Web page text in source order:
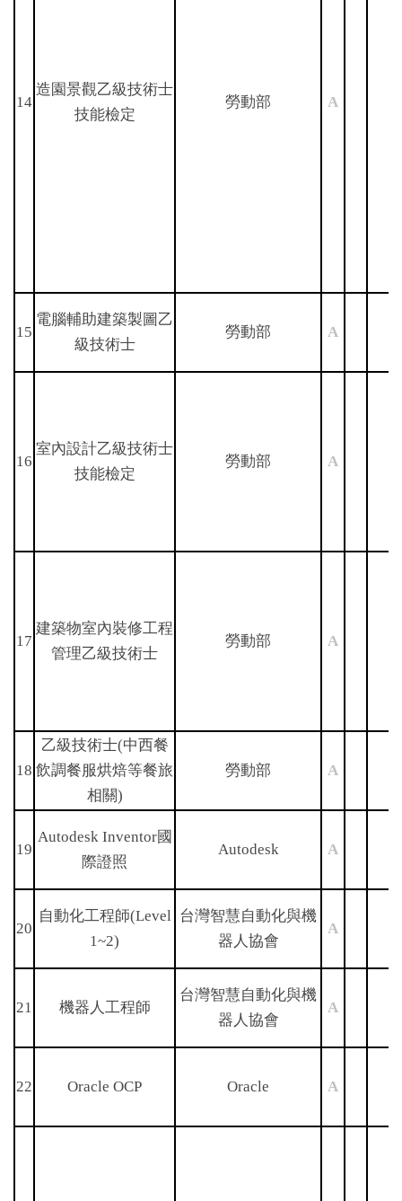
14
造園景觀乙級技術士
技能檢定
勞動部 A
15
電腦輔助建築製圖乙
級技術士
勞動部 A
16
室內設計乙級技術士
技能檢定
勞動部 A
17
建築物室內裝修工程
管理乙級技術士
勞動部 A
18
乙級技術士(中西餐
飲調餐服烘焙等餐旅
相關)
勞動部 A
19
Autodesk Inventor國
際證照
Autodesk A
20
自動化工程師(Level
1~2)
台灣智慧自動化與機
器人協會
A
21 機器人工程師
台灣智慧自動化與機
器人協會
A
22 Oracle OCP Oracle A